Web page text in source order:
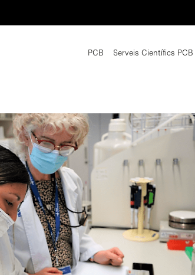
PCB Serveis Científics PCB